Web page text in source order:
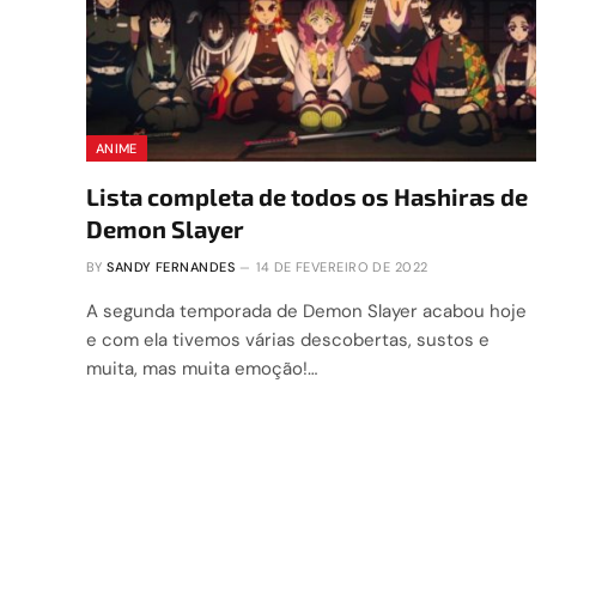
ANIME
Lista completa de todos os Hashiras de
Demon Slayer
BY SANDY FERNANDES 14 DE FEVEREIRO DE 2022
A segunda temporada de Demon Slayer acabou hoje
e com ela tivemos várias descobertas, sustos e
muita, mas muita emoção!…